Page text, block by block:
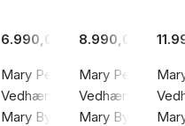
14 Carat With 0.25ct W/VS
farve / Hvid guld
6.990,00 kr.
Mary Pendant 14 Carat With
Vedhæng, Sølv farve / Hvid
Mary By Aagaard
8.990,00 kr.
Mary Pendant
Vedhæng, Sølv
Mary By Aagaard